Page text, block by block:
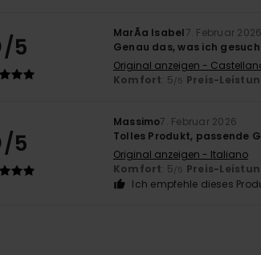
/5 MarÃ­a Isabel7. Februar 2026
Genau das, was ich
Original anzeigen -
Komfort: 5/5 Preis-
/5
Massimo7. Februar 2026
Tolles Produkt, passende
Original anzeigen - Italiano
Komfort: 5/5 Preis-
Ich empfehle dieses